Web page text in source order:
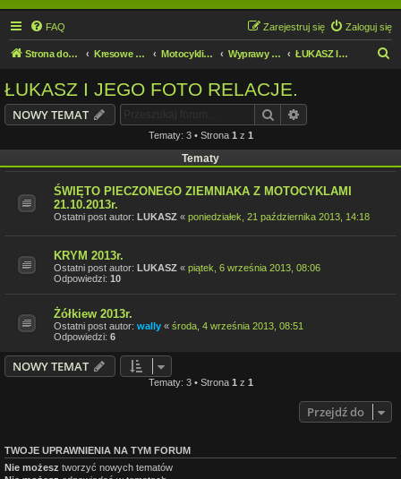
FAQ Zaloguj się
Zarejestruj się
Strona domowa Kresowe forum motocyklowe Motocykliści i Motocyklistki Wyprawy motocyklowe ŁUKASZ I JEGO FOTO RELACJE.
ŁUKASZ I JEGO FOTO RELACJE.
NOWY TEMAT Szukaj
Tematy: 3 • Strona 1 z 1
Tematy
ŚWIĘTO PIECZONEGO ZIEMNIAKA Z MOTOCYKLAMI
21.10.2013r.
Ostatni post autor: LUKASZ « poniedziałek, 21 października 2013, 14:18
KRYM 2013r.
Ostatni post autor: LUKASZ « piątek, 6 września 2013, 08:06
Odpowiedzi: 10
Żółkiew 2013r.
Ostatni post autor: wally « środa, 4 września 2013, 08:51
Odpowiedzi: 6
NOWY TEMAT
Tematy: 3 • Strona 1 z 1
Przejdź do
TWOJE UPRAWNIENIA NA TYM FORUM
Nie możesz tworzyć nowych tematów